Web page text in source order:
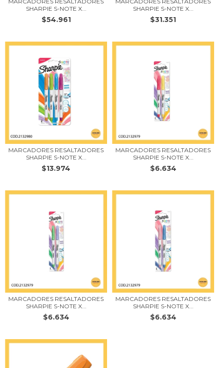
SHARPIE S-NOTE X...
$54.961
SHARPIE S-NOTE X...
$31.351
MARCADORES RESALTADORES
SHARPIE S-NOTE X...
$13.974
MARCADORES RESALTADORES
SHARPIE S-NOTE X...
$6.634
MARCADORES RESALTADORES
SHARPIE S-NOTE X...
$6.634
MARCADORES RESALTADORES
SHARPIE S-NOTE X...
$6.634